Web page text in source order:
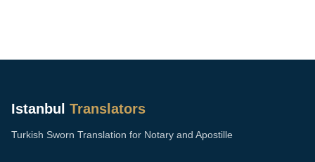
Istanbul Translators
Turkish Sworn Translation for Notary and Apostille